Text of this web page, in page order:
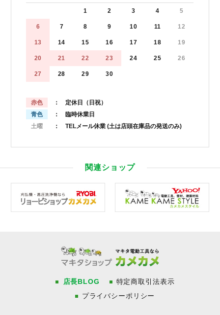
1 2 3 4 5
6 7 8 9 10 11 12
13 14 15 16 17 18 19
20 21 22 23 24 25 26
27 28 29 30
赤色
： 定休日（日祝）
青色
： 臨時休業日
土曜
： TELメール休業 (土は店頭在庫品の発送のみ)
関連ショップ
店長BLOG
特定商取引法表示
プライバシーポリシー